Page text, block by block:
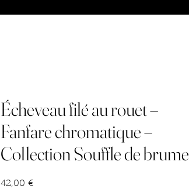
Écheveau filé au rouet –
Fanfare chromatique –
Collection Souffle de brume
42,00 €Prix